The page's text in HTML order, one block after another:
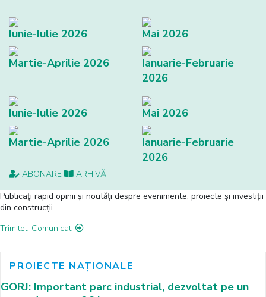
Iunie-Iulie 2026 Mai 2026
Martie-Aprilie 2026
Ianuarie-Februarie
2026
Iunie-Iulie 2026 Mai 2026
Martie-Aprilie 2026
Ianuarie-Februarie
2026
ABONARE
ARHIVĂ
Publicați rapid opinii și noutăți despre evenimente, proiecte și investiții
din construcții.
Trimiteti Comunicat!
PROIECTE NAȚIONALE
GORJ: Important parc industrial, dezvoltat pe un